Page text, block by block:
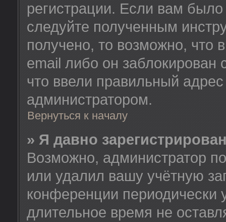
регистрации. Если вам
следуйте полученным
получено, то возможно, что
email либо он
что ввели правильный
администратором.
Вернуться к началу
» Я давно
Возможно, администратор
или удалил вашу учётную
конференции периодически
длительное время не